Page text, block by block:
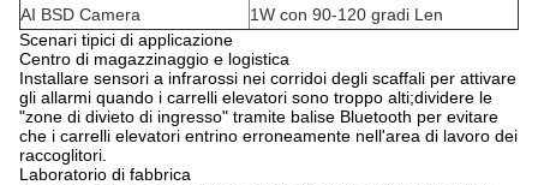
AI BSD Camera
1W con 90-120 gradi Len
Scenari tipici di applicazione
Centro di magazzinaggio e logistica
Installare sensori a infrarossi nei corridoi degli scaffali per attivare
gli allarmi quando i carrelli elevatori sono troppo alti;dividere le
"zone di divieto di ingresso" tramite balise Bluetooth per evitare
che i carrelli elevatori entrino erroneamente nell'area di lavoro dei
raccoglitori.
Laboratorio di fabbrica